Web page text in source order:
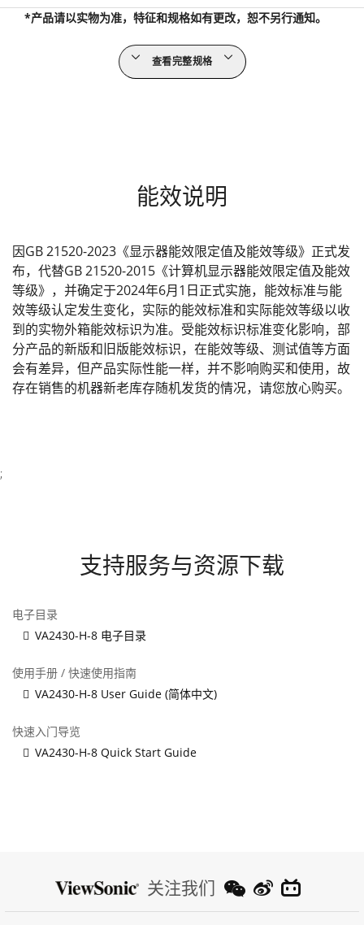
*产品请以实物为准，特征和规格如有更改，恕不另行通知。
查看完整规格
能效说明
因GB 21520-2023《显示器能效限定值及能效等级》正式发
布，代替GB 21520-2015《计算机显示器能效限定值及能效
等级》，并确定于2024年6月1日正式实施，能效标准与能
效等级认定发生变化，实际的能效标准和实际能效等级以收
到的实物外箱能效标识为准。受能效标识标准变化影响，部
分产品的新版和旧版能效标识，在能效等级、测试值等方面
会有差异，但产品实际性能一样，并不影响购买和使用，故
存在销售的机器新老库存随机发货的情况，请您放心购买。
;
支持服务与资源下载
电子目录
VA2430-H-8 电子目录
使用手册 / 快速使用指南
VA2430-H-8 User Guide (简体中文)
快速入门导览
VA2430-H-8 Quick Start Guide
关注我们